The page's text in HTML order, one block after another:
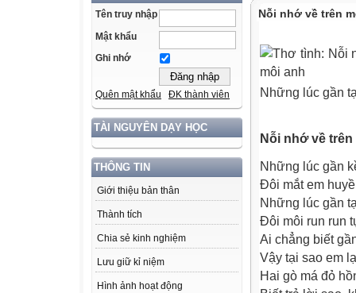
Tên truy nhập
Mật khẩu
Ghi nhớ
Quên mật khẩu ĐK thành viên
TÀI NGUYÊN DẠY HỌC
THÔNG TIN
Giới thiệu bản thân
Thành tích
Chia sẻ kinh nghiệm
Lưu giữ kỉ niệm
Hình ảnh hoạt động
Nỗi nhớ về trên
Những lúc gần
Nỗi nhớ về
Những lúc gần
Đôi mắt em
Những lúc gần
Đôi môi run run
Ai chẳng biết
Vậy tại sao em
Hai gò má đỏ